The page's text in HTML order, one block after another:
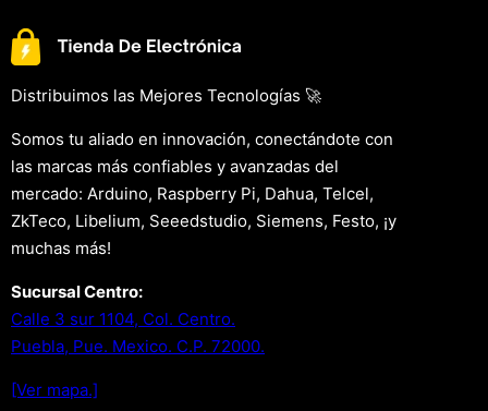
Distribuimos las Mejores Tecnologías 🚀
Somos tu aliado en innovación, conectándote con
las marcas más confiables y avanzadas del
mercado: Arduino, Raspberry Pi, Dahua, Telcel,
ZkTeco, Libelium, Seeedstudio, Siemens, Festo, ¡y
muchas más!
Sucursal Centro:
Calle 3 sur 1104, Col. Centro.
Puebla, Pue. Mexico. C.P. 72000.
[Ver mapa.]